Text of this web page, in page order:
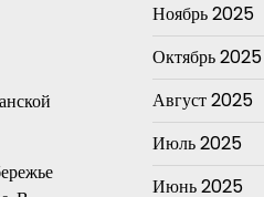
Ноябрь 2025
Октябрь 2025
Август 2025
Июль 2025
Июнь 2025